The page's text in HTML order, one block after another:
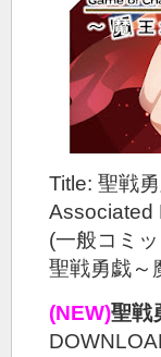
Title: 聖戦
Associated
(一般コミ
聖戦勇戯～
(NEW)聖戦